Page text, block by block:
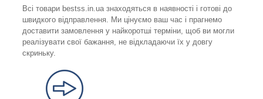
Всі товари bestss.in.ua знаходяться в наявності і готові до
швидкого відправлення. Ми цінуємо ваш час і прагнемо
доставити замовлення у найкоротші терміни, щоб ви могли
реалізувати свої бажання, не відкладаючи їх у довгу
скриньку.